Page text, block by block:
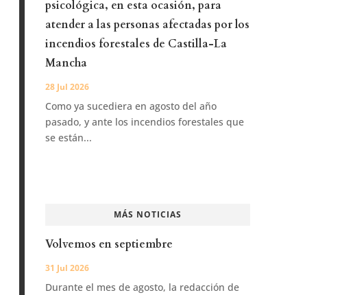
psicológica, en esta ocasión, para
atender a las personas afectadas por los
incendios forestales de Castilla-La
Mancha
28 Jul 2026
Como ya sucediera en agosto del año
pasado, y ante los incendios forestales que
se están...
MÁS NOTICIAS
Volvemos en septiembre
31 Jul 2026
Durante el mes de agosto, la redacción de